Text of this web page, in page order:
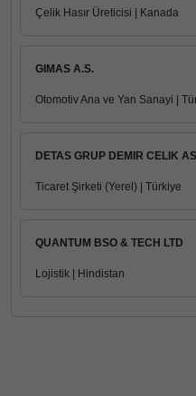
Çelik Hasır Üreticisi | Kanada
GIMAS A.S.
Otomotiv Ana ve Yan Sanayi |
DETAS GRUP DEMIR CELIK AS
Ticaret Şirketi (Yerel) | Türkiye
QUANTUM BSO & TECH LTD
Lojistik | Hindistan